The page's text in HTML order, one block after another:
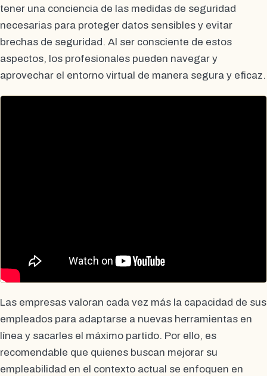
tener una conciencia de las medidas de seguridad
necesarias para proteger datos sensibles y evitar
brechas de seguridad. Al ser consciente de estos
aspectos, los profesionales pueden navegar y
aprovechar el entorno virtual de manera segura y eficaz.
Las empresas valoran cada vez más la capacidad de sus
empleados para adaptarse a nuevas herramientas en
línea y sacarles el máximo partido. Por ello, es
recomendable que quienes buscan mejorar su
empleabilidad en el contexto actual se enfoquen en